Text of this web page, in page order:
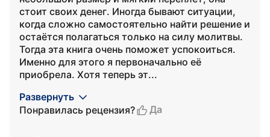
стоит своих денег. Иногда бывают ситуации,
когда сложно самостоятельно найти решение и
остаётся полагаться только на силу молитвы.
Тогда эта книга очень поможет успокоиться.
Именно для этого я первоначально её
приобрела. Хотя теперь эт...
Развернуть
Понравилась рецензия?
Да